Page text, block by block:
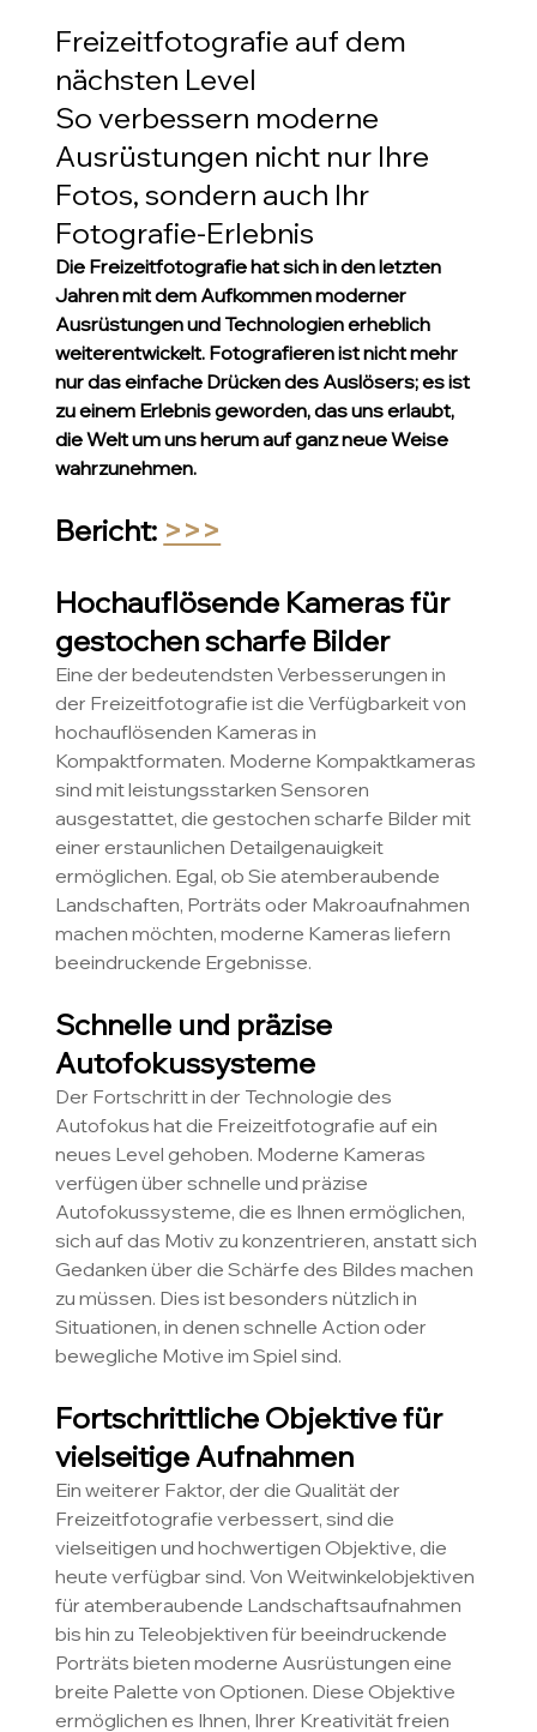
Freizeitfotografie auf dem
nächsten Level
So verbessern moderne
Ausrüstungen nicht nur Ihre
Fotos, sondern auch Ihr
Fotografie-Erlebnis
Die Freizeitfotografie hat sich in den letzten
Jahren mit dem Aufkommen moderner
Ausrüstungen und Technologien erheblich
weiterentwickelt. Fotografieren ist nicht mehr
nur das einfache Drücken des Auslösers; es ist
zu einem Erlebnis geworden, das uns erlaubt,
die Welt um uns herum auf ganz neue Weise
wahrzunehmen.
Bericht: >>>
Hochauflösende Kameras für
gestochen scharfe Bilder
Eine der bedeutendsten Verbesserungen in
der Freizeitfotografie ist die Verfügbarkeit von
hochauflösenden Kameras in
Kompaktformaten. Moderne Kompaktkameras
sind mit leistungsstarken Sensoren
ausgestattet, die gestochen scharfe Bilder mit
einer erstaunlichen Detailgenauigkeit
ermöglichen. Egal, ob Sie atemberaubende
Landschaften, Porträts oder Makroaufnahmen
machen möchten, moderne Kameras liefern
beeindruckende Ergebnisse.
Schnelle und präzise
Autofokussysteme
Der Fortschritt in der Technologie des
Autofokus hat die Freizeitfotografie auf ein
neues Level gehoben. Moderne Kameras
verfügen über schnelle und präzise
Autofokussysteme, die es Ihnen ermöglichen,
sich auf das Motiv zu konzentrieren, anstatt sich
Gedanken über die Schärfe des Bildes machen
zu müssen. Dies ist besonders nützlich in
Situationen, in denen schnelle Action oder
bewegliche Motive im Spiel sind.
Fortschrittliche Objektive für
vielseitige Aufnahmen
Ein weiterer Faktor, der die Qualität der
Freizeitfotografie verbessert, sind die
vielseitigen und hochwertigen Objektive, die
heute verfügbar sind. Von Weitwinkelobjektiven
für atemberaubende Landschaftsaufnahmen
bis hin zu Teleobjektiven für beeindruckende
Porträts bieten moderne Ausrüstungen eine
breite Palette von Optionen. Diese Objektive
ermöglichen es Ihnen, Ihrer Kreativität freien